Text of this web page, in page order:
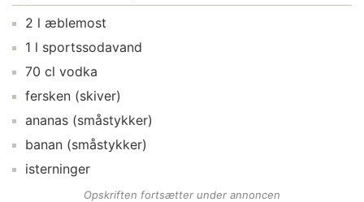
2 l æblemost
1 l sportssodavand
70 cl vodka
fersken (skiver)
ananas (småstykker)
banan (småstykker)
isterninger
Opskriften fortsætter under annoncen